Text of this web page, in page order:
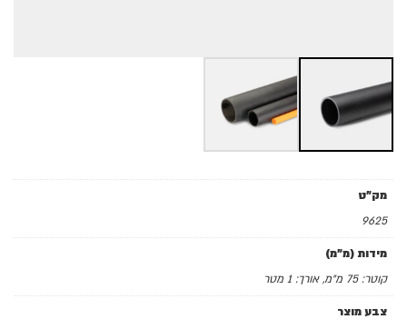
מק"ט
9625
מידות (מ"מ)
קוטר: 75 מ"מ, אורך: 1 מטר
צבע מוצר